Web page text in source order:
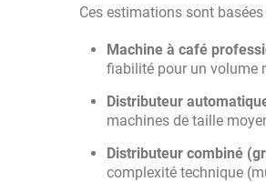
Ces estimations sont
Machine à café
fiabilité pour un volume
Distributeur
machines de taille
Distributeur combiné
complexité technique